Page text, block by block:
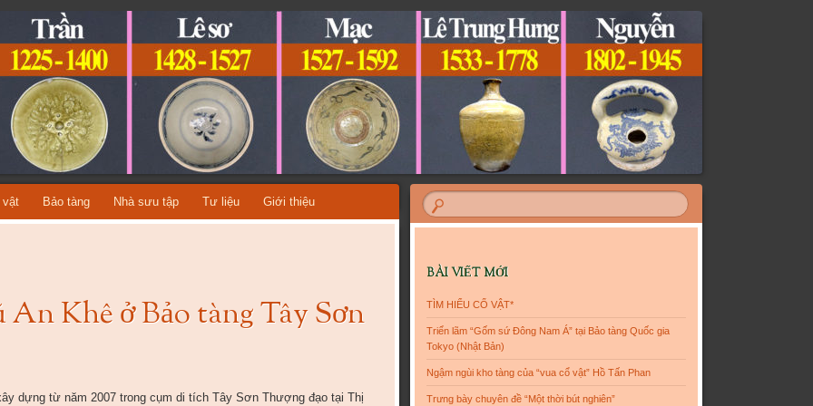
NAM
TỪNG THỜI KỲ LỊCH SỬ!
vật Bảo tàng Nhà sưu tập Tư liệu Giới thiệu
Khê ở Bảo tàng Tây Sơn
dựng từ năm 2007 trong cụm di tích Tây Sơn Thượng đạo tại Thị
BÀI VIẾT MỚI
TÌM HIỂU CỔ VẬT*
Triển lãm “Gốm sứ Đông Nam Á” tại Bảo tàng Quốc gia
Tokyo (Nhật Bản)
Ngậm ngùi kho tàng của “vua cổ vật” Hồ Tấn Phan
Trưng bày chuyên đề “Một thời bút nghiên”